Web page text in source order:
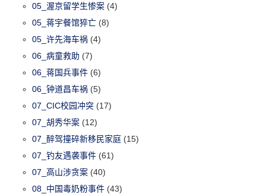
05_渥京留学生惨案 (4)
05_蒋宇餐馆猝亡 (8)
05_许先海车祸 (4)
06_病童救助 (7)
06_蒋国兵事件 (6)
06_钟道昌车祸 (5)
07_CIC校园冲突 (17)
07_胡秀华案 (12)
07_醉驾撞碎新移民家庭 (15)
07_钓友遇袭事件 (61)
07_高山涉贪案 (40)
08_中国毒奶粉事件 (43)